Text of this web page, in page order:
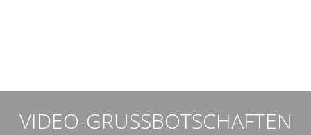
VIDEO-GRUSSBOTSCHAFTEN